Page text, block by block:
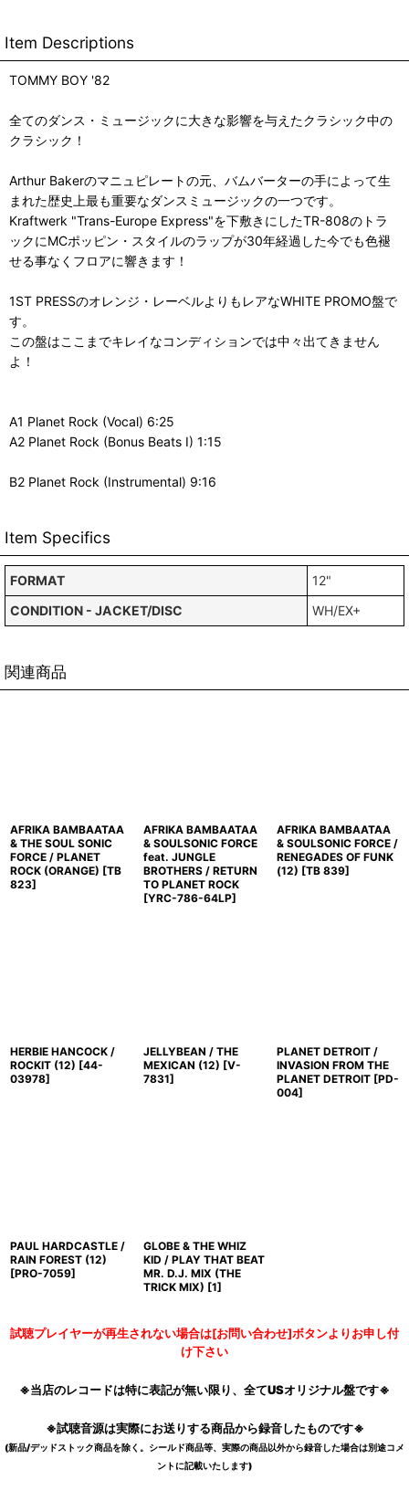
Item Descriptions
TOMMY BOY '82
全てのダンス・ミュージックに大きな影響を与えたクラシック中の
クラシック！
Arthur Bakerのマニュピレートの元、バムバーターの手によって生
まれた歴史上最も重要なダンスミュージックの一つです。
Kraftwerk "Trans-Europe Express"を下敷きにしたTR-808のトラ
ックにMCポッピン・スタイルのラップが30年経過した今でも色褪
せる事なくフロアに響きます！
1ST PRESSのオレンジ・レーベルよりもレアなWHITE PROMO盤で
す。
この盤はここまでキレイなコンディションでは中々出てきません
よ！
A1 Planet Rock (Vocal) 6:25
A2 Planet Rock (Bonus Beats I) 1:15
B2 Planet Rock (Instrumental) 9:16
Item Specifics
FORMAT
12"
CONDITION - JACKET/DISC
WH/EX+
関連商品
AFRIKA BAMBAATAA
& THE SOUL SONIC
FORCE / PLANET
ROCK (ORANGE) [TB
823]
AFRIKA BAMBAATAA
& SOULSONIC FORCE
feat. JUNGLE
BROTHERS / RETURN
TO PLANET ROCK
[YRC-786-64LP]
AFRIKA BAMBAATAA
& SOULSONIC FORCE /
RENEGADES OF FUNK
(12) [TB 839]
HERBIE HANCOCK /
ROCKIT (12) [44-
03978]
JELLYBEAN / THE
MEXICAN (12) [V-
7831]
PLANET DETROIT /
INVASION FROM THE
PLANET DETROIT [PD-
004]
PAUL HARDCASTLE /
RAIN FOREST (12)
[PRO-7059]
GLOBE & THE WHIZ
KID / PLAY THAT BEAT
MR. D.J. MIX (THE
TRICK MIX) [1]
試聴プレイヤーが再生されない場合は[お問い合わせ]ボタンよりお申し付
け下さい
※当店のレコードは特に表記が無い限り、全てUSオリジナル盤です※
※試聴音源は実際にお送りする商品から録音したものです※
(新品/デッドストック商品を除く。シールド商品等、実際の商品以外から録音した場合は別途コメ
ントに記載いたします)